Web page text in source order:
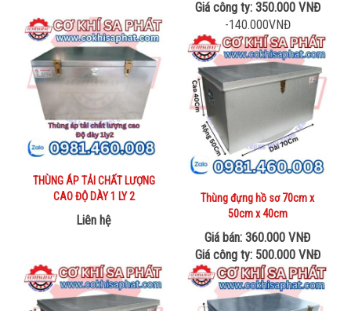
Giá công ty: 350.000 VNĐ
THÙNG ÁP TẢI CHẤT LƯỢNG
CAO ĐỘ DÀY 1 LY 2
Liên hệ
-140.000VNĐ
Thùng đựng hồ sơ 70cm x
50cm x 40cm
Giá bán: 360.000 VNĐ
Giá công ty: 500.000 VNĐ